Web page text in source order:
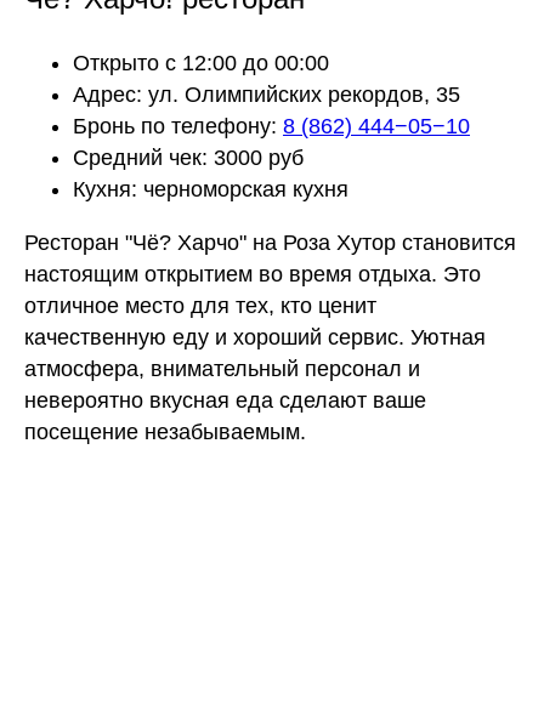
Открыто с 12:00 до 00:00
Адрес: ул. Олимпийских рекордов, 35
Бронь по телефону: 8 (862) 444−05−10
Средний чек: 3000 руб
Кухня: черноморская кухня
Ресторан "Чё? Харчо" на Роза Хутор становится
настоящим открытием во время отдыха. Это
отличное место для тех, кто ценит
качественную еду и хороший сервис. Уютная
атмосфера, внимательный персонал и
невероятно вкусная еда сделают ваше
посещение незабываемым.